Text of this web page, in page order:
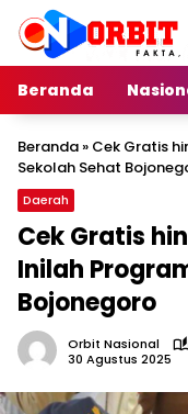
Langsung
konten
Beranda
Beranda» Cek Gratis
Sekolah Sehat
Daerah
Cek Gratis
Inilah
Bojonegoro
Orbit Nasional
30 Agustus 2025